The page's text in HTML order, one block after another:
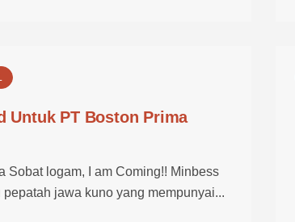
Untuk PT Boston Prima
Sobat logam, I am Coming!! Minbess
pepatah jawa kuno yang mempunyai...